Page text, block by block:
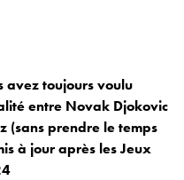
avez toujours voulu
entre Novak Djokovic
(sans prendre le temps
à jour après les Jeux